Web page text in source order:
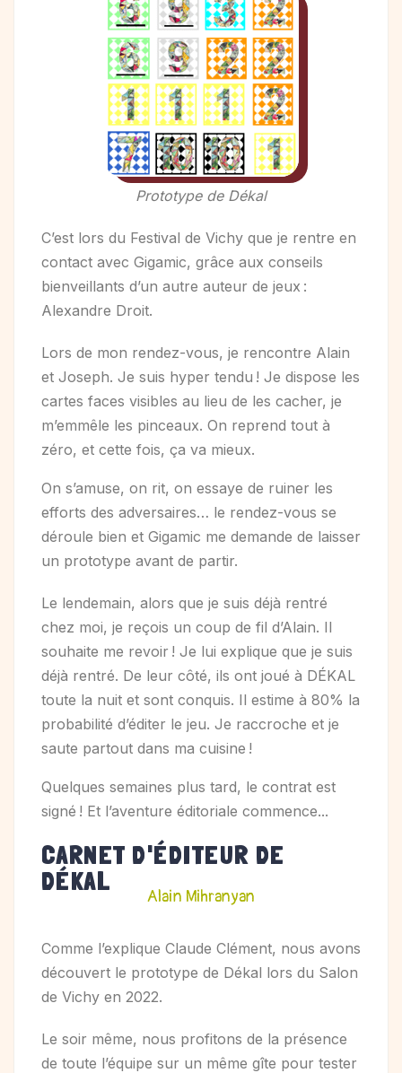
Prototype de Dékal
C’est lors du Festival de Vichy que je rentre en
contact avec Gigamic, grâce aux conseils
bienveillants d’un autre auteur de jeux :
Alexandre Droit.
Lors de mon rendez-vous, je rencontre Alain
et Joseph. Je suis hyper tendu ! Je dispose les
cartes faces visibles au lieu de les cacher, je
m’emmêle les pinceaux. On reprend tout à
zéro, et cette fois, ça va mieux.
On s’amuse, on rit, on essaye de ruiner les
efforts des adversaires… le rendez-vous se
déroule bien et Gigamic me demande de laisser
un prototype avant de partir.
Le lendemain, alors que je suis déjà rentré
chez moi, je reçois un coup de fil d’Alain. Il
souhaite me revoir ! Je lui explique que je suis
déjà rentré. De leur côté, ils ont joué à DÉKAL
toute la nuit et sont conquis. Il estime à 80% la
probabilité d’éditer le jeu. Je raccroche et je
saute partout dans ma cuisine !
Quelques semaines plus tard, le contrat est
signé ! Et l’aventure éditoriale commence...
CARNET D'ÉDITEUR DE
DÉKAL
Alain Mihranyan
Comme l’explique Claude Clément, nous avons
découvert le prototype de Dékal lors du Salon
de Vichy en 2022.
Le soir même, nous profitons de la présence
de toute l’équipe sur un même gîte pour tester